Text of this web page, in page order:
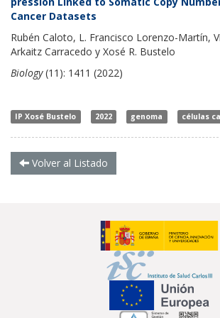
Cancer Datasets
Rubén Caloto, L. Francisco Lorenzo-Martín,
Arkaitz Carracedo y Xosé R. Bustelo
Biology(11): 1411 (2022)
IP Xosé Bustelo 2022 genoma células
Volver al Listado